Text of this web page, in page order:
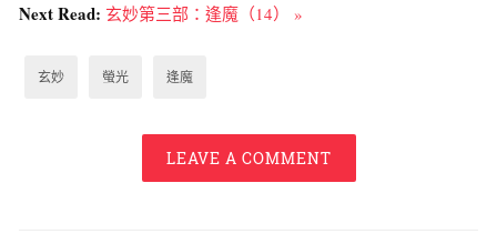
Next Read: 玄妙第三部：逢魔（14） »
玄妙 螢光 逢魔
LEAVE A COMMENT